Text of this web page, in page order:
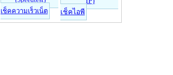
เช็คความเร็วเน็ต เช็คไอพี